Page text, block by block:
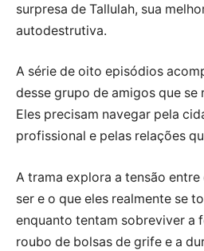
surpresa de Tallulah, sua
autodestrutiva.
A série de oito episódios
desse grupo de amigos que se
Eles precisam navegar pela
profissional e pelas relações
A trama explora a tensão entre
ser e o que eles realmente se
enquanto tentam sobreviver a
roubo de bolsas de grife e a